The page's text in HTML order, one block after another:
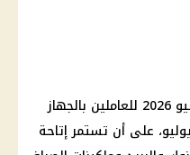
للعاملين بالجهاز
الإداري للدولة اعتبارًا من يوم 24 يوليو، على أن تستمر إتاحة